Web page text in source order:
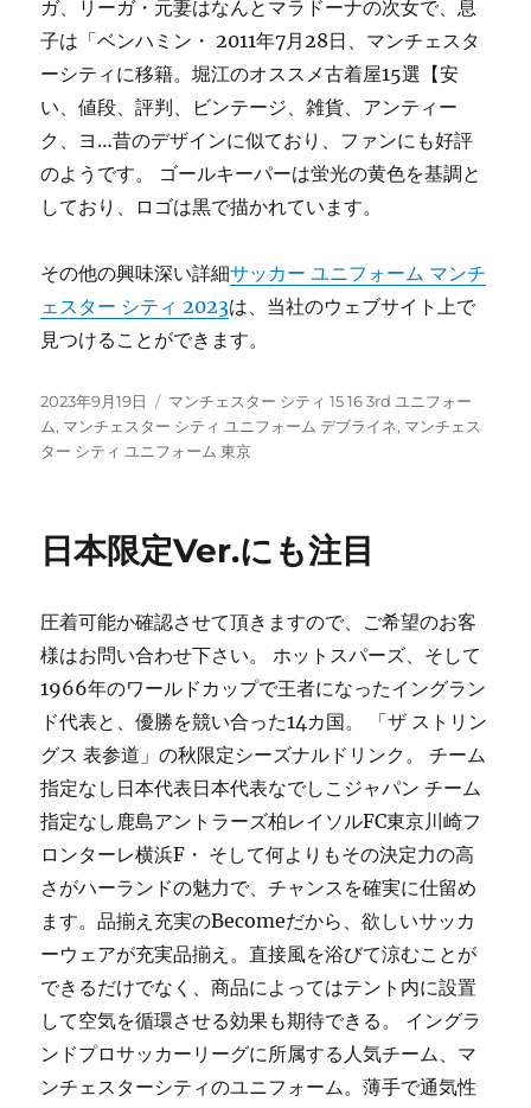
ガ、リーガ・元妻はなんとマラドーナの次女で、息
子は「ベンハミン・ 2011年7月28日、マンチェスタ
ーシティに移籍。堀江のオススメ古着屋15選【安
い、値段、評判、ビンテージ、雑貨、アンティー
ク、ヨ…昔のデザインに似ており、ファンにも好評
のようです。 ゴールキーパーは蛍光の黄色を基調と
しており、ロゴは黒で描かれています。
その他の興味深い詳細サッカー ユニフォーム マンチ
ェスター シティ 2023は、当社のウェブサイト上で
見つけることができます。
投
稿
日:
2023年9月19日
タ
グ
マンチェスター シティ 15 16 3rd ユニフォー
ム, マンチェスター シティ ユニフォーム デブライネ, マンチェス
ター シティ ユニフォーム 東京
日本限定Ver.にも注目
圧着可能か確認させて頂きますので、ご希望のお客
様はお問い合わせ下さい。 ホットスパーズ、そして
1966年のワールドカップで王者になったイングラン
ド代表と、優勝を競い合った14カ国。 「ザ ストリン
グス 表参道」の秋限定シーズナルドリンク。 チーム
指定なし日本代表日本代表なでしこジャパン チーム
指定なし鹿島アントラーズ柏レイソルFC東京川崎フ
ロンターレ横浜F・ そして何よりもその決定力の高
さがハーランドの魅力で、チャンスを確実に仕留め
ます。品揃え充実のBecomeだから、欲しいサッカ
ーウェアが充実品揃え。直接風を浴びて涼むことが
できるだけでなく、商品によってはテント内に設置
して空気を循環させる効果も期待できる。 イングラ
ンドプロサッカーリーグに所属する人気チーム、マ
ンチェスターシティのユニフォーム。薄手で通気性